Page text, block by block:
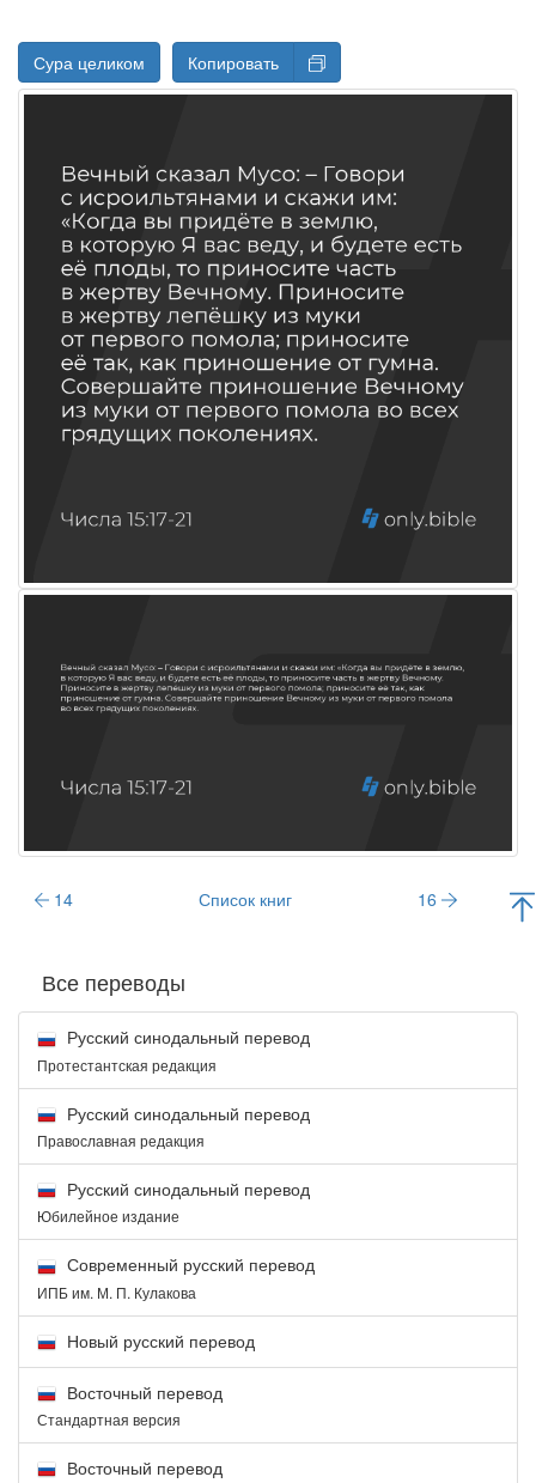
Сура целиком Копировать
14 Список книг 16
Все переводы
Русский синодальный перевод
Протестантская редакция
Русский синодальный перевод
Православная редакция
Русский синодальный перевод
Юбилейное издание
Современный русский перевод
ИПБ им. М. П. Кулакова
Новый русский перевод
Восточный перевод
Стандартная версия
Восточный перевод